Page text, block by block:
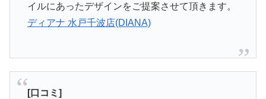
イルにあったデザインをご提案させて頂きます。
ディアナ 水戸千波店(DIANA)
[口コミ]